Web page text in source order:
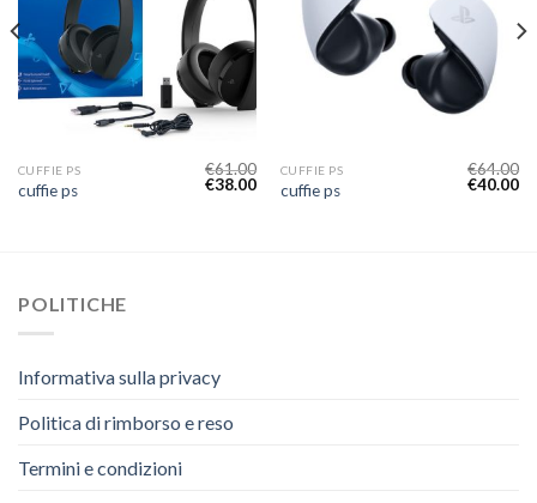
CUFFIE PS
cuffie ps
€61.00
€38.00
CUFFIE PS
cuffie ps
€64.00
€40.00
POLITICHE
Informativa sulla privacy
Politica di rimborso e reso
Termini e condizioni